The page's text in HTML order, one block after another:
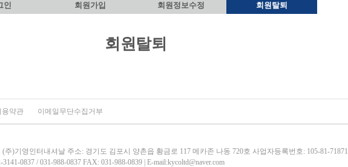
인 회원가입 회원정보수정 회원탈퇴
회원탈퇴
용약관 이메일무단수집거부
(주)기영인터내셔날 주소: 경기도 김포시 양촌읍 황금로 117 메카존 나동 720호 사업자등록번호: 105-81-71871
3141-0837 / 031-988-0837 FAX: 031-988-0839 | E-mail:kycoltd@naver.com